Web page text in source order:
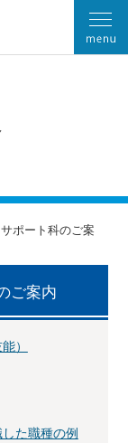
ポート科のご案
ご案内
）
た職種の例